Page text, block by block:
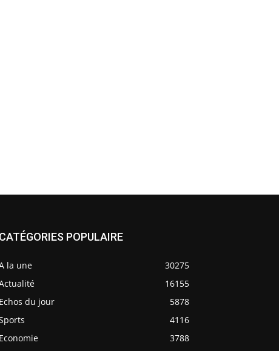
CATÉGORIES POPULAIRE
la une
30275
16155
Echos du jour
5878
4116
Economie
3788